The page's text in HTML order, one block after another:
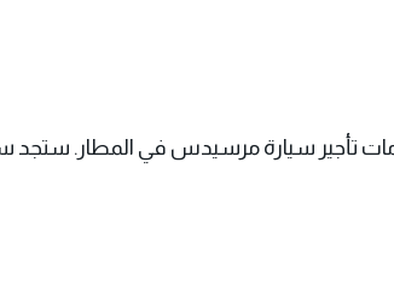
تأجير سيارة مرسيدس في المطار. ستجد